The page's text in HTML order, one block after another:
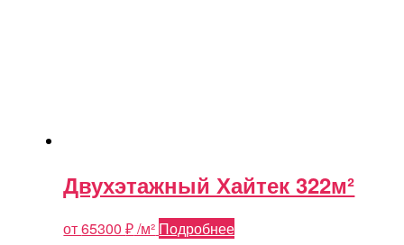
Двухэтажный Хайтек 322м²
от65300₽/м² Подробнее